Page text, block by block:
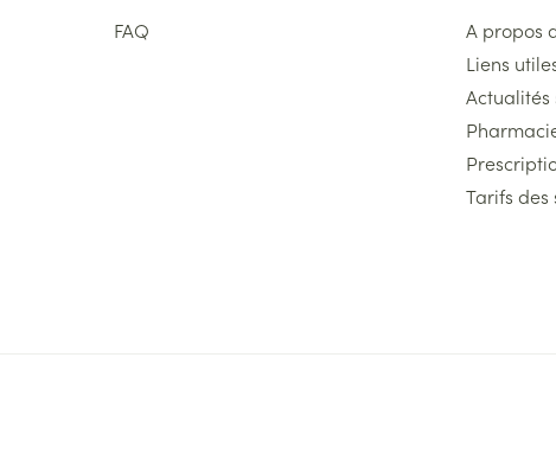
FAQ
A propos
Liens
Actualités
Tarifs des